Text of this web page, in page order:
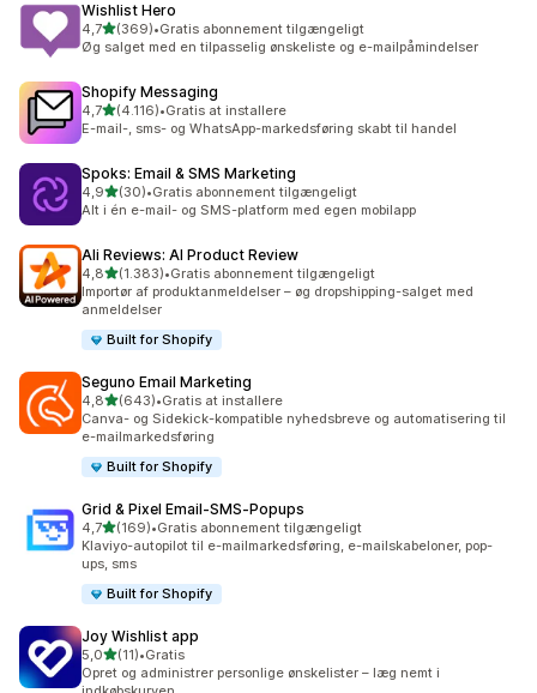
Wishlist Hero
4,7ud af 5 stjerner
(369)
369 anmeldelser i alt
•Gratis abonnement tilgængeligt
Øg salget med en tilpasselig ønskeliste og e-mailpåmindelser
Shopify Messaging
4,7ud af 5 stjerner
(4.116)
4116 anmeldelser i alt
•Gratis at installere
E-mail-, sms- og WhatsApp-markedsføring skabt til handel
Spoks: Email & SMS Marketing
4,9ud af 5 stjerner
(30)
30 anmeldelser i alt
•Gratis abonnement tilgængeligt
Alt i én e-mail- og SMS-platform med egen mobilapp
Ali Reviews: AI Product Review
4,8ud af 5 stjerner
(1.383)
1383 anmeldelser i alt
•Gratis abonnement tilgængeligt
Importør af produktanmeldelser – øg dropshipping-salget med
anmeldelser
Built for Shopify
Seguno Email Marketing
4,8ud af 5 stjerner
(643)
643 anmeldelser i alt
•Gratis at installere
Canva- og Sidekick-kompatible nyhedsbreve og automatisering til
e-mailmarkedsføring
Built for Shopify
Grid & Pixel Email‑SMS‑Popups
4,7ud af 5 stjerner
(169)
169 anmeldelser i alt
•Gratis abonnement tilgængeligt
Klaviyo-autopilot til e-mailmarkedsføring, e-mailskabeloner, pop-
ups, sms
Built for Shopify
Joy Wishlist app
5,0ud af 5 stjerner
(11)
11 anmeldelser i alt
•Gratis
Opret og administrer personlige ønskelister – læg nemt i